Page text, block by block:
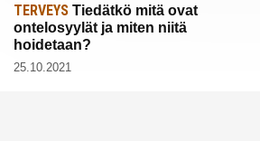
TERVEYS Tiedätkö mitä ovat
ontelosyylät ja miten niitä
hoidetaan?
25.10.2021